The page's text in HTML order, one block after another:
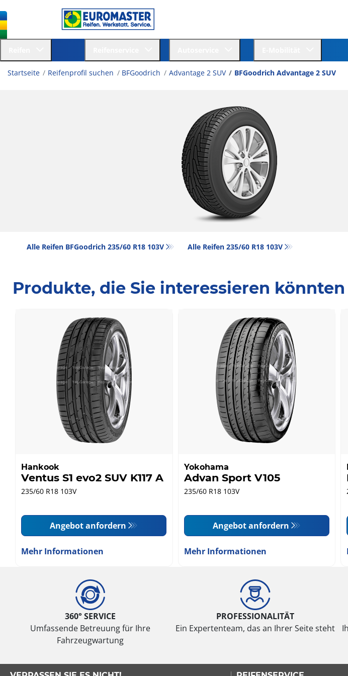
Startseite Reifenprofil suchen BFGoodrich Advantage 2 SUV BFGoodrich Advantage 2 SUV
Alle Reifen BFGoodrich 235/60 R18 103V Alle Reifen‎ 235/60 R18 103V
Produkte, die Sie interessieren könnten
Hankook
Ventus S1 evo2 SUV K117 A
235/60 R18 103V
Angebot anfordern
Mehr Informationen
Yokohama
Advan Sport V105
235/60 R18 103V
Angebot anfordern
Mehr Informationen
360° SERVICE
Umfassende Betreuung für Ihre
Fahrzeugwartung
PROFESSIONALITÄT
Ein Expertenteam, das an Ihrer Seite steht